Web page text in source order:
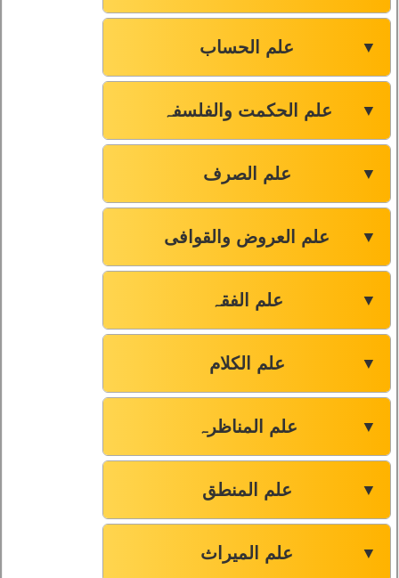
علم الحساب ▼
علم الحکمت والفلسفہ ▼
علم الصرف ▼
علم العروض والقوافی ▼
علم الفقہ ▼
علم الکلام ▼
علم المناظرہ ▼
علم المنطق ▼
علم المیراث ▼